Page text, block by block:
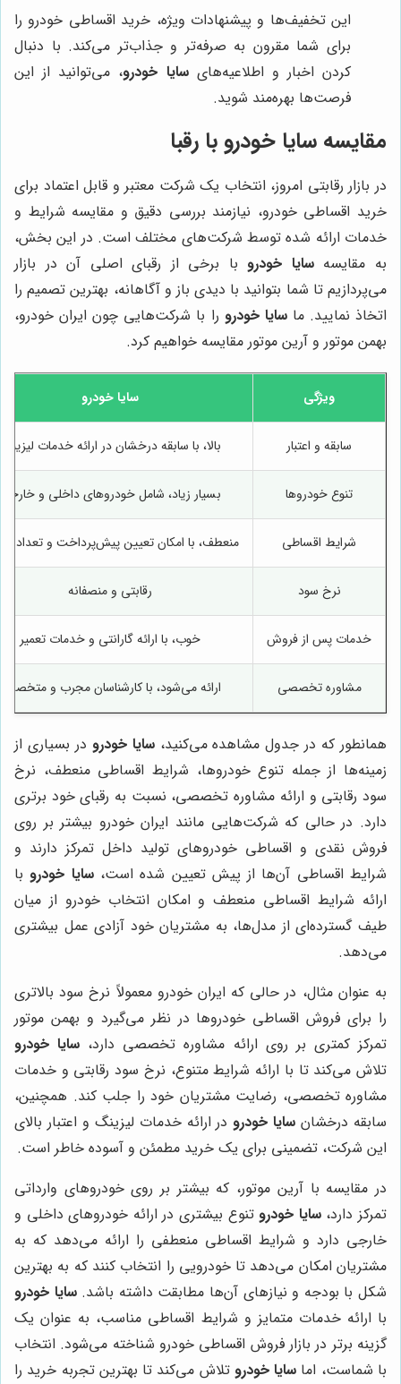
این تخفیف‌ها و پیشنهادات ویژه، خرید اقساطی خودرو را
برای شما مقرون به صرفه‌تر و جذاب‌تر می‌کند. با دنبال
کردن اخبار و اطلاعیه‌هایسایا خودرو، می‌توانید از این
فرصت‌ها بهره‌مند شوید.
مقایسه سایا خودرو با رقبا
در بازار رقابتی امروز، انتخاب یک شرکت معتبر و قابل اعتماد برای
خرید اقساطی خودرو، نیازمند بررسی دقیق و مقایسه شرایط و
خدمات ارائه شده توسط شرکت‌های مختلف است. در این بخش،
به مقایسهسایا خودروبا برخی از رقبای اصلی آن در بازار
می‌پردازیم تا شما بتوانید با دیدی باز و آگاهانه، بهترین تصمیم را
اتخاذ نمایید. ماسایا خودرو را با شرکت‌هایی چون ایران خودرو،
بهمن موتور و آرین موتور مقایسه خواهیم کرد.
ویژگی سایا خودرو
سابقه و اعتبار بالا، با سابقه درخشان در ارائه خدمات لیزینگ
تنوع خودروها بسیار زیاد، شامل خودروهای داخلی و خارجی
شرایط اقساطی منعطف، با امکان تعیین پیش‌پرداخت و تعداد
نرخ سود رقابتی و منصفانه
خدمات پس از فروش خوب، با ارائه گارانتی و خدمات تعمیر
مشاوره تخصصی ارائه می‌شود، با کارشناسان مجرب و متخصص
همانطور که در جدول مشاهده می‌کنید،سایا خودرو در بسیاری از
زمینه‌ها از جمله تنوع خودروها، شرایط اقساطی منعطف، نرخ
سود رقابتی و ارائه مشاوره تخصصی، نسبت به رقبای خود برتری
دارد. در حالی که شرکت‌هایی مانند ایران خودرو بیشتر بر روی
فروش نقدی و اقساطی خودروهای تولید داخل تمرکز دارند و
شرایط اقساطی آن‌ها از پیش تعیین شده است،سایا خودروبا
ارائه شرایط اقساطی منعطف و امکان انتخاب خودرو از میان
طیف گسترده‌ای از مدل‌ها، به مشتریان خود آزادی عمل بیشتری
می‌دهد.
به عنوان مثال، در حالی که ایران خودرو معمولاً نرخ سود بالاتری
را برای فروش اقساطی خودروها در نظر می‌گیرد و بهمن موتور
تمرکز کمتری بر روی ارائه مشاوره تخصصی دارد، سایا خودرو
تلاش می‌کند تا با ارائه شرایط متنوع، نرخ سود رقابتی و خدمات
مشاوره تخصصی، رضایت مشتریان خود را جلب کند. همچنین،
سابقه درخشان سایا خودرودر ارائه خدمات لیزینگ و اعتبار بالای
این شرکت، تضمینی برای یک خرید مطمئن و آسوده خاطر است.
در مقایسه با آرین موتور، که بیشتر بر روی خودروهای وارداتی
تمرکز دارد،سایا خودروتنوع بیشتری در ارائه خودروهای داخلی و
خارجی دارد و شرایط اقساطی منعطفی را ارائه می‌دهد که به
مشتریان امکان می‌دهد تا خودرویی را انتخاب کنند که به بهترین
شکل با بودجه و نیازهای آن‌ها مطابقت داشته باشد.سایا خودرو
با ارائه خدمات متمایز و شرایط اقساطی مناسب، به عنوان یک
گزینه برتر در بازار فروش اقساطی خودرو شناخته می‌شود. انتخاب
با شماست، اما سایا خودرو تلاش می‌کند تا بهترین تجربه خرید را